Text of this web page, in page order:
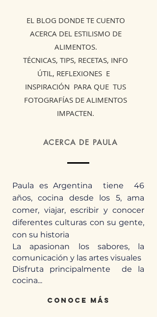
EL BLOG DONDE TE CUENTO
ACERCA DEL ESTILISMO DE
ALIMENTOS.
TÉCNICAS, TIPS, RECETAS, INFO
ÚTIL, REFLEXIONES E
INSPIRACIÓN PARA QUE TUS
FOTOGRAFÍAS DE ALIMENTOS
IMPACTEN.
ACERCA DE PAULA
Paula es Argentina tiene 46
años, cocina desde los 5, ama
comer, viajar, escribir y conocer
diferentes culturas con su gente,
con su historia
La apasionan los sabores, la
comunicación y las artes visuales
Disfruta principalmente de la
cocina...
conoce más